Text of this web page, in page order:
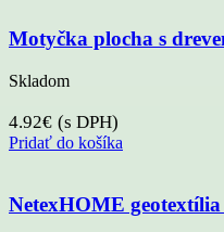
Motyčka plocha s
Skladom
4.92€ (s DPH)
Pridať do košíka
NetexHOME